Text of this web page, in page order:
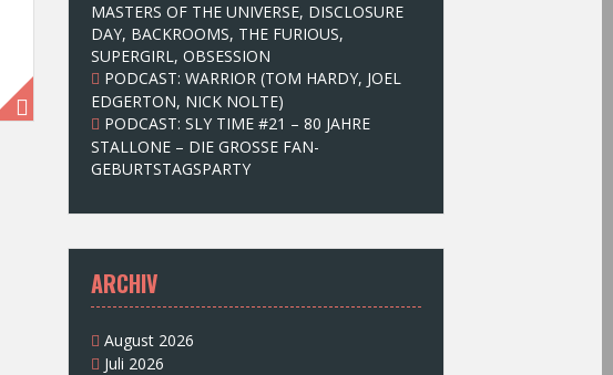
MASTERS OF THE UNIVERSE, DISCLOSURE
DAY, BACKROOMS, THE FURIOUS,
SUPERGIRL, OBSESSION
PODCAST: WARRIOR (TOM HARDY, JOEL
EDGERTON, NICK NOLTE)
PODCAST: SLY TIME #21 – 80 JAHRE
STALLONE – DIE GROSSE FAN-
GEBURTSTAGSPARTY
ARCHIV
August 2026
Juli 2026